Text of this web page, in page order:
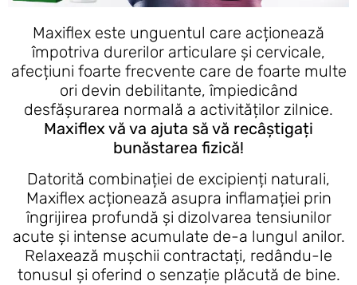
Maxiflex este unguentul care acționează
împotriva durerilor articulare și cervicale,
afecțiuni foarte frecvente care de foarte multe
ori devin debilitante, împiedicând
desfășurarea normală a activităților zilnice.
Maxiflex vă va ajuta să vă recâștigați
bunăstarea fizică!
Datorită combinației de excipienți naturali,
Maxiflex acționează asupra inflamației prin
îngrijirea profundă și dizolvarea tensiunilor
acute și intense acumulate de-a lungul anilor.
Relaxează mușchii contractați, redându-le
tonusul și oferind o senzație plăcută de bine.